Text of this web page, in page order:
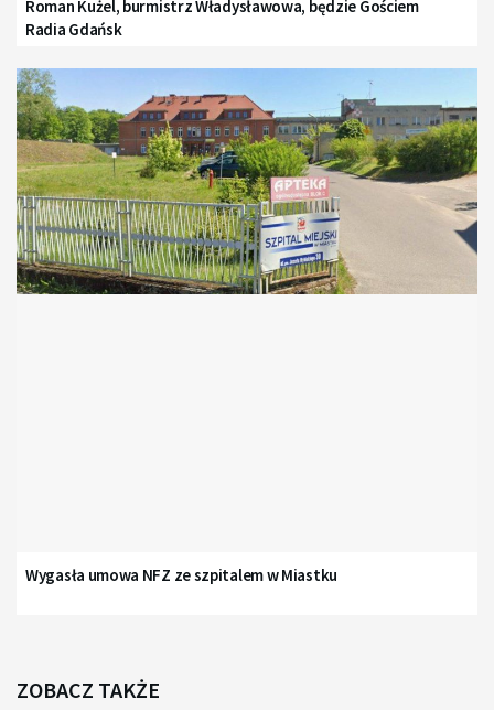
Roman Kużel, burmistrz Władysławowa, będzie Gościem
Radia Gdańsk
Wygasła umowa NFZ ze szpitalem w Miastku
ZOBACZ TAKŻE